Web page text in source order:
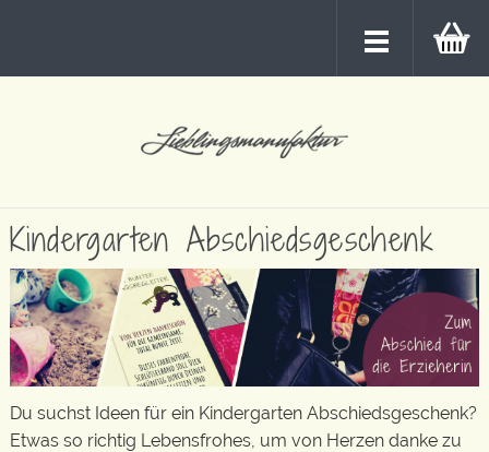
Kindergarten Abschiedsgeschenk
Du suchst Ideen für ein Kindergarten Abschiedsgeschenk?
Etwas so richtig Lebensfrohes, um von Herzen danke zu